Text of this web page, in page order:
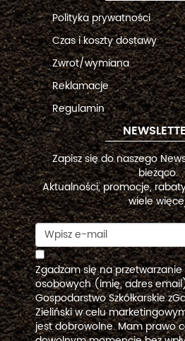
Polityka prywatności
Czas i koszty dostawy
Zwrot/wymiana
Reklamacje
Regulamin
Zapisz się do naszego
bieżąco.
Aktualności, promocje,
wiele
Zgadzam się na
osobowych (imię, adres
Gospodarstwo Szkółkarskie
Zieliński w celu
jest dobrowolne. Mam prawo